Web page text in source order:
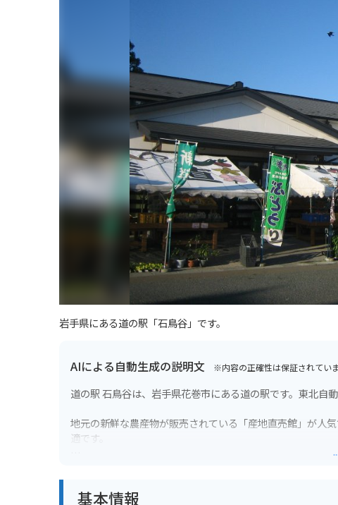
岩手県にある道の駅「石鳥谷」です。
AIによる自動生成の説明文 ※内容の正確性は保証されていま
道の駅 石鳥谷は、岩手県花巻市にある道の駅です。東北自
地元の新鮮な農産物が販売されている「産地直売館」が人
適です。
バイクで訪れる場合、道の駅には広い駐車場が完備されて
基本情報